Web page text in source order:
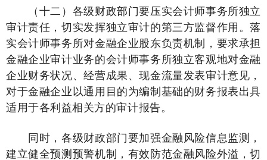
（十二）各级财政部门要压实会计师事务所独立
审计责任，切实发挥独立审计的第三方监督作用。落
实会计师事务所对金融企业股东负责机制，要求承担
金融企业审计业务的会计师事务所独立客观地对金融
企业财务状况、经营成果、现金流量发表审计意见，
对于金融企业以通用目的为编制基础的财务报表出具
适用于各利益相关方的审计报告。
同时，各级财政部门要加强金融风险信息监测，
建立健全预测预警机制，有效防范金融风险外溢，切